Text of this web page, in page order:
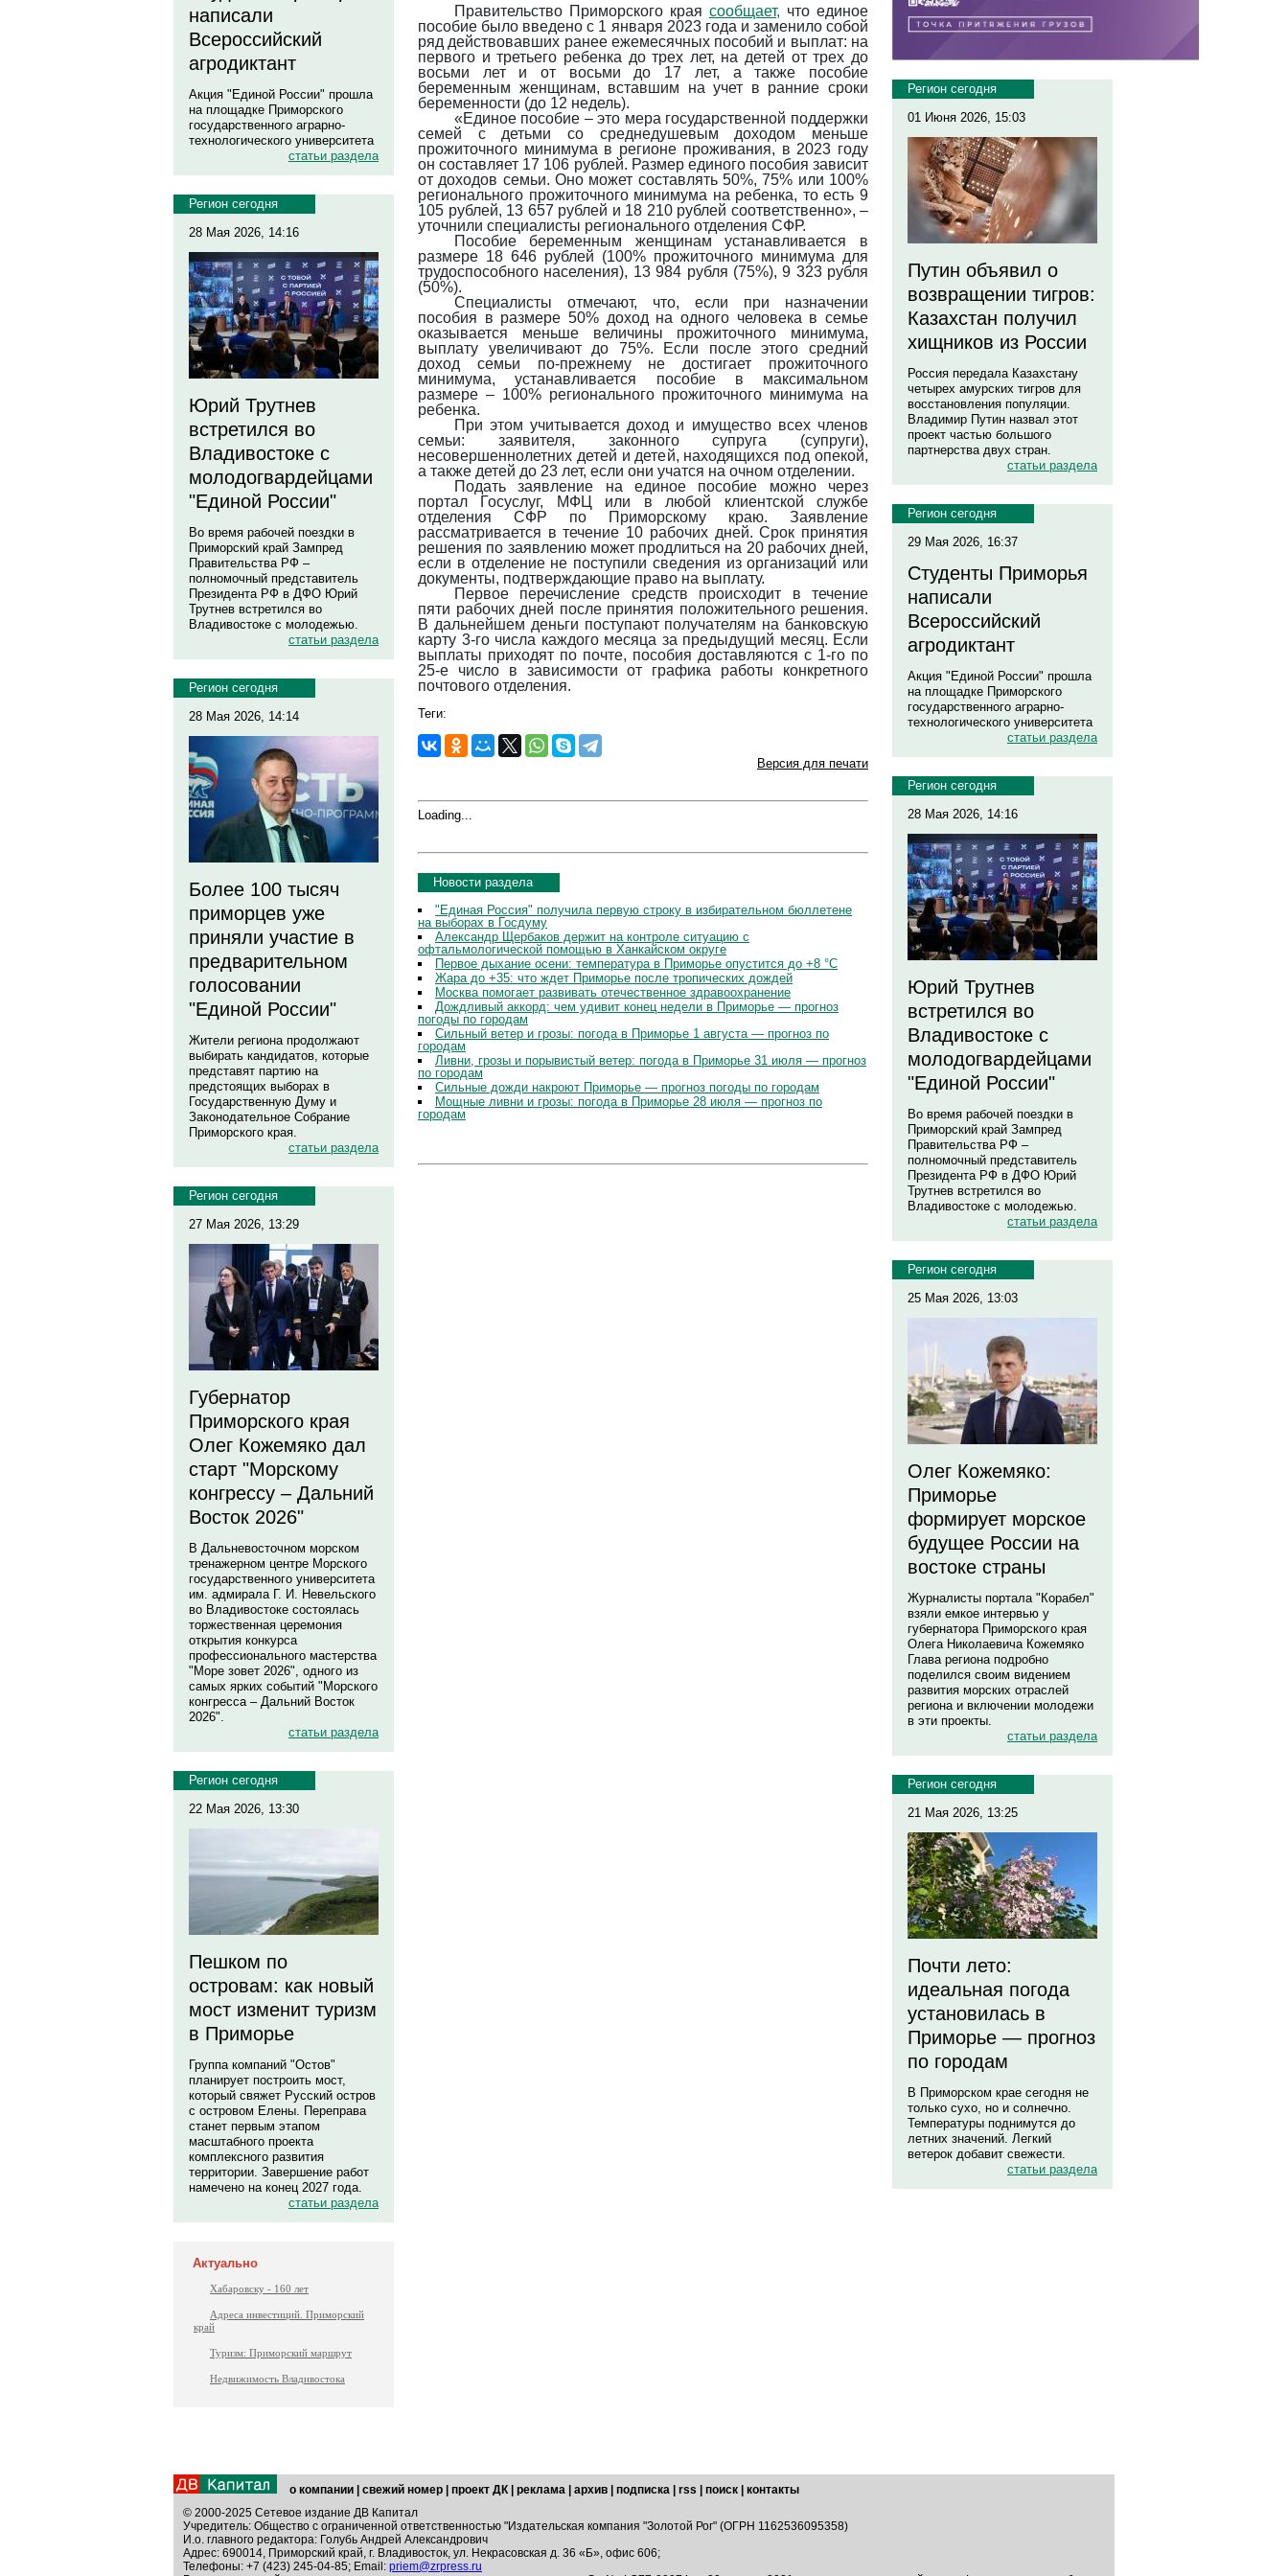
написали
Всероссийский
агродиктант
Акция "Единой России" прошла
на площадке Приморского
государственного аграрно-
технологического университета
статьи раздела
Регион сегодня
28 Мая 2026, 14:16
Юрий Трутнев
встретился во
Владивостоке с
молодогвардейцами
"Единой России"
Во время рабочей поездки в
Приморский край Зампред
Правительства РФ –
полномочный представитель
Президента РФ в ДФО Юрий
Трутнев встретился во
Владивостоке с молодежью.
статьи раздела
Регион сегодня
28 Мая 2026, 14:14
Более 100 тысяч
приморцев уже
приняли участие в
предварительном
голосовании
"Единой России"
Жители региона продолжают
выбирать кандидатов, которые
представят партию на
предстоящих выборах в
Государственную Думу и
Законодательное Собрание
Приморского края.
статьи раздела
Регион сегодня
27 Мая 2026, 13:29
Губернатор
Приморского края
Олег Кожемяко дал
старт "Морскому
конгрессу – Дальний
Восток 2026"
В Дальневосточном морском
тренажерном центре Морского
государственного университета
им. адмирала Г. И. Невельского
во Владивостоке состоялась
торжественная церемония
открытия конкурса
профессионального мастерства
"Море зовет 2026", одного из
самых ярких событий "Морского
конгресса – Дальний Восток
2026".
статьи раздела
Регион сегодня
22 Мая 2026, 13:30
Пешком по
островам: как новый
мост изменит туризм
в Приморье
Группа компаний "Остов"
планирует построить мост,
который свяжет Русский остров
с островом Елены. Переправа
станет первым этапом
масштабного проекта
комплексного развития
территории. Завершение работ
намечено на конец 2027 года.
статьи раздела
Актуально
Хабаровску - 160 лет
Адреса инвестиций. Приморский
край
Туризм: Приморский маршрут
Недвижимость Владивостока
Правительство Приморского края сообщает, что единое
пособие было введено с 1 января 2023 года и заменило собой
ряд действовавших ранее ежемесячных пособий и выплат: на
первого и третьего ребенка до трех лет, на детей от трех до
восьми лет и от восьми до 17 лет, а также пособие
беременным женщинам, вставшим на учет в ранние сроки
беременности (до 12 недель).
«Единое пособие – это мера государственной поддержки
семей с детьми со среднедушевым доходом меньше
прожиточного минимума в регионе проживания, в 2023 году
он составляет 17 106 рублей. Размер единого пособия зависит
от доходов семьи. Оно может составлять 50%, 75% или 100%
регионального прожиточного минимума на ребенка, то есть 9
105 рублей, 13 657 рублей и 18 210 рублей соответственно», –
уточнили специалисты регионального отделения СФР.
Пособие беременным женщинам устанавливается в
размере 18 646 рублей (100% прожиточного минимума для
трудоспособного населения), 13 984 рубля (75%), 9 323 рубля
(50%).
Специалисты отмечают, что, если при назначении
пособия в размере 50% доход на одного человека в семье
оказывается меньше величины прожиточного минимума,
выплату увеличивают до 75%. Если после этого средний
доход семьи по-прежнему не достигает прожиточного
минимума, устанавливается пособие в максимальном
размере – 100% регионального прожиточного минимума на
ребенка.
При этом учитывается доход и имущество всех членов
семьи: заявителя, законного супруга (супруги),
несовершеннолетних детей и детей, находящихся под опекой,
а также детей до 23 лет, если они учатся на очном отделении.
Подать заявление на единое пособие можно через
портал Госуслуг, МФЦ или в любой клиентской службе
отделения СФР по Приморскому краю. Заявление
рассматривается в течение 10 рабочих дней. Срок принятия
решения по заявлению может продлиться на 20 рабочих дней,
если в отделение не поступили сведения из организаций или
документы, подтверждающие право на выплату.
Первое перечисление средств происходит в течение
пяти рабочих дней после принятия положительного решения.
В дальнейшем деньги поступают получателям на банковскую
карту 3-го числа каждого месяца за предыдущий месяц. Если
выплаты приходят по почте, пособия доставляются с 1-го по
25-е число в зависимости от графика работы конкретного
почтового отделения.
Теги:
Версия для печати
Loading...
Новости раздела
"Единая Россия" получила первую строку в избирательном бюллетене
на выборах в Госдуму
Александр Щербаков держит на контроле ситуацию с
офтальмологической помощью в Ханкайском округе
Первое дыхание осени: температура в Приморье опустится до +8 °C
Жара до +35: что ждет Приморье после тропических дождей
Москва помогает развивать отечественное здравоохранение
Дождливый аккорд: чем удивит конец недели в Приморье — прогноз
погоды по городам
Сильный ветер и грозы: погода в Приморье 1 августа — прогноз по
городам
Ливни, грозы и порывистый ветер: погода в Приморье 31 июля — прогноз
по городам
Сильные дожди накроют Приморье — прогноз погоды по городам
Мощные ливни и грозы: погода в Приморье 28 июля — прогноз по
городам
Регион сегодня
01 Июня 2026, 15:03
Путин объявил о
возвращении тигров:
Казахстан получил
хищников из России
Россия передала Казахстану
четырех амурских тигров для
восстановления популяции.
Владимир Путин назвал этот
проект частью большого
партнерства двух стран.
статьи раздела
Регион сегодня
29 Мая 2026, 16:37
Студенты Приморья
написали
Всероссийский
агродиктант
Акция "Единой России" прошла
на площадке Приморского
государственного аграрно-
технологического университета
статьи раздела
Регион сегодня
28 Мая 2026, 14:16
Юрий Трутнев
встретился во
Владивостоке с
молодогвардейцами
"Единой России"
Во время рабочей поездки в
Приморский край Зампред
Правительства РФ –
полномочный представитель
Президента РФ в ДФО Юрий
Трутнев встретился во
Владивостоке с молодежью.
статьи раздела
Регион сегодня
25 Мая 2026, 13:03
Олег Кожемяко:
Приморье
формирует морское
будущее России на
востоке страны
Журналисты портала "Корабел"
взяли емкое интервью у
губернатора Приморского края
Олега Николаевича Кожемяко
Глава региона подробно
поделился своим видением
развития морских отраслей
региона и включении молодежи
в эти проекты.
статьи раздела
Регион сегодня
21 Мая 2026, 13:25
Почти лето:
идеальная погода
установилась в
Приморье — прогноз
по городам
В Приморском крае сегодня не
только сухо, но и солнечно.
Температуры поднимутся до
летних значений. Легкий
ветерок добавит свежести.
статьи раздела
о компании свежий номер проект ДК реклама архив подписка rss поиск
контакты
© 2000-2025 Сетевое издание ДВ Капитал
Учредитель: Общество с ограниченной ответственностью "Издательская компания "Золотой Рог" (ОГРН 1162536095358)
И.о. главного редактора: Голубь Андрей Александрович
Адрес: 690014, Приморский край, г. Владивосток, ул. Некрасовская д. 36 «Б», офис 606;
Телефоны: +7 (423) 245-04-85; Email: priem@zrpress.ru